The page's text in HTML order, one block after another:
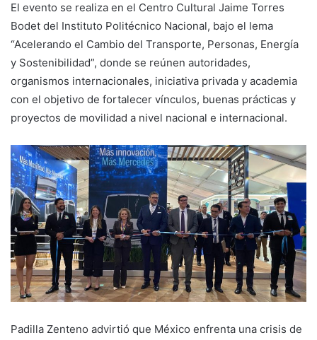
El evento se realiza en el Centro Cultural Jaime Torres
Bodet del Instituto Politécnico Nacional, bajo el lema
“Acelerando el Cambio del Transporte, Personas, Energía
y Sostenibilidad”, donde se reúnen autoridades,
organismos internacionales, iniciativa privada y academia
con el objetivo de fortalecer vínculos, buenas prácticas y
proyectos de movilidad a nivel nacional e internacional.
Padilla Zenteno advirtió que México enfrenta una crisis de